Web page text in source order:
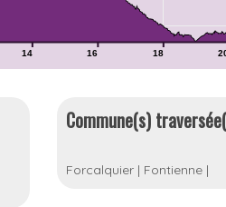
14 16 18
Commune(s)
Forcalquier | Fontienne |